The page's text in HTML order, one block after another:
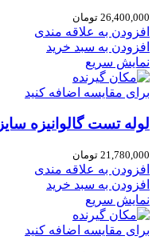
26,400,000 تومان
افزودن به علاقه مندی
افزودن به سبد خرید
نمایش سریع
برای مقایسه اضافه کنید
لوله تست گالوانیزه سایز 7 ضخامت 3 وزن 33
21,780,000 تومان
افزودن به علاقه مندی
افزودن به سبد خرید
نمایش سریع
برای مقایسه اضافه کنید